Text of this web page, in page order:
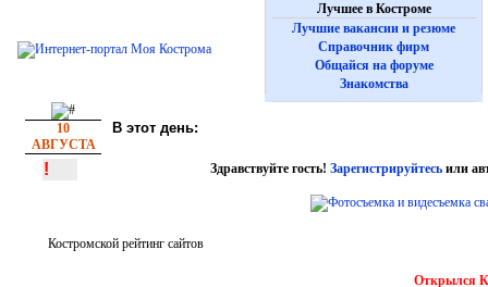
Лучшее в Костроме
Лучшие вакансии и резюме
Справочник фирм
Общайся на форуме
Знакомства
10
АВГУСТА
В этот день:
! Здравствуйте гость! Зарегистрируйтесьили
Костромской рейтинг сайтов
Открылся